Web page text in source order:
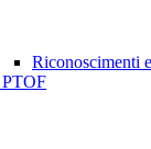
Riconoscimenti